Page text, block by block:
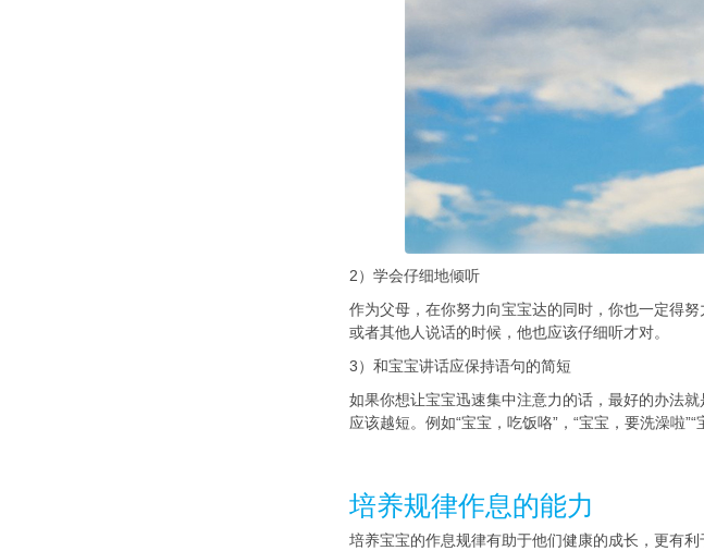
2）学会仔细地倾听
作为父母，在你努力向宝宝达的同时，你也一定得
或者其他人说话的时候，他也应该仔细听才对。
3）和宝宝讲话应保持语句的简短
如果你想让宝宝迅速集中注意力的话，最好的办法
应该越短。例如“宝宝，吃饭咯”，“宝宝，要洗澡啦”“
培养规律作息的能力
培养宝宝的作息规律有助于他们健康的成长，更有